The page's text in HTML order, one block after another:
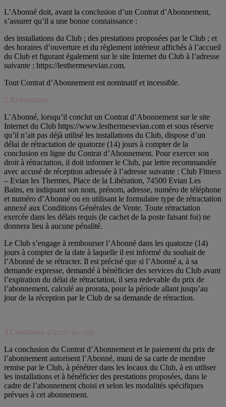
L’Abonné doit, avant la conclusion d’un Contrat d’Abonnement,
s’assurer qu’il a une bonne connaissance :
des installations du Club ; des prestations proposées par le Club ; et
des horaires d’ouverture et du règlement intérieur affichés à l’accueil
du Club et figurant également sur le site Internet du Club à l’adresse
suivante : https://lesthermesevian.com.
Tout Contrat d’Abonnement est nominatif et incessible.
2.Retractation
L’Abonné, lorsqu’il conclut un Contrat d’Abonnement sur le site
Internet du Club https://www.lesthermesevian.com et sous réserve
qu’il n’ait pas déjà utilisé les installations du Club, dispose d’un
délai de rétractation de quatorze (14) jours à compter de la
conclusion en ligne du Contrat d’Abonnement. Pour exercer son
droit à rétractation, il doit informer le Club, par lettre recommandée
avec accusé de réception adressée à l’adresse suivante : Club Fitness
– Evian les Thermes, Place de la Libération, 74500 Evian Les
Bains, en indiquant son nom, prénom, adresse, numéro de téléphone
et numéro d’Abonné ou en utilisant le formulaire type de rétractation
annexé aux Conditions Générales de Vente. Toute rétractation
exercée dans les délais requis (le cachet de la poste faisant foi) ne
donnera lieu à aucune pénalité.
Le Club s’engage à rembourser l’Abonné dans les quatorze (14)
jours à compter de la date à laquelle il est informé du souhait de
l’Abonné de se rétracter. Il est précisé que si l’Abonné a, à sa
demande expresse, demandé à bénéficier des services du Club avant
l’expiration du délai de rétractation, il sera redevable du prix de
l’abonnement, calculé au prorata, pour la période allant jusqu’au
jour de la réception par le Club de sa demande de rétraction.
3.Conditions d'accès au club
La conclusion du Contrat d’Abonnement et le paiement du prix de
l’abonnement autorisent l’Abonné, muni de sa carte de membre
remise par le Club, à pénétrer dans les locaux du Club, à en utiliser
les installations et à bénéficier des prestations proposées, dans le
cadre de l’abonnement choisi et selon les modalités spécifiques
prévues à cet abonnement.